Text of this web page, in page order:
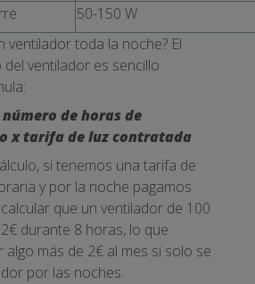
50-150 W
ventilador toda la noche? El
ventilador es sencillo
de horas de
x tarifa de luz contratada
si tenemos una tarifa de
y por la noche pagamos
que un ventilador de 100
durante 8 horas, lo que
más de 2€ al mes si solo se
por las noches.